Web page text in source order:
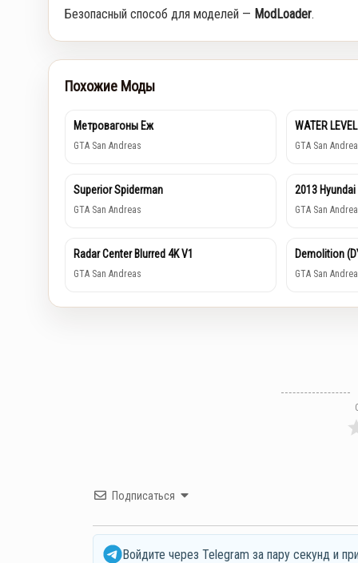
Безопасный способ для моделей — ModLoader.
Похожие Моды
Метровагоны Еж
GTA San Andreas
WATER LEVEL
GTA San
Superior Spiderman
GTA San Andreas
2013
GTA San
Radar Center Blurred 4K V1
GTA San Andreas
Demolition
GTA San
Подписаться
Войдите через Telegram за пару секунд и